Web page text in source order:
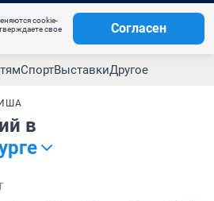
cookie-
свое
Согласен
СпортВыставкиДругое
в